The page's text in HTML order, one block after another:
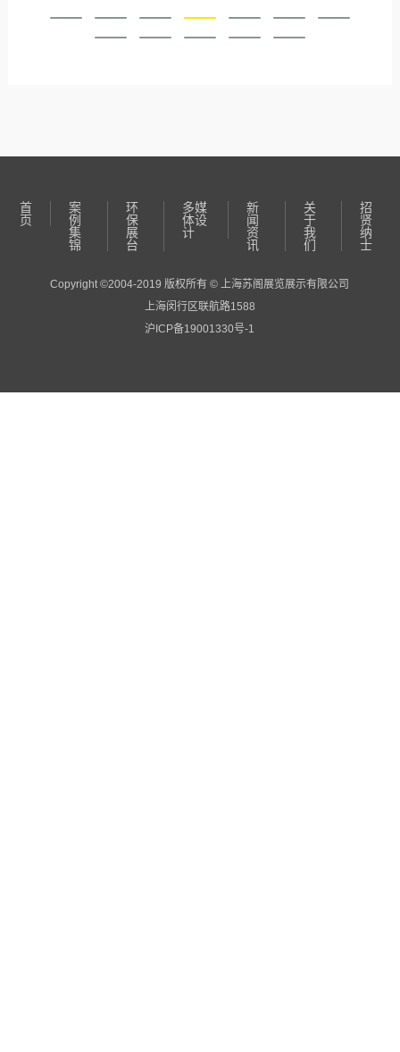
首
页
案
例
集
锦
环
保
展
台
多媒
体设
计
新
闻
资
讯
关
于
我
们
招
贤
纳
士
Copyright ©2004-2019 版权所有 © 上海苏阁展览展示有限公司
上海闵行区联航路1588
沪ICP备19001330号-1